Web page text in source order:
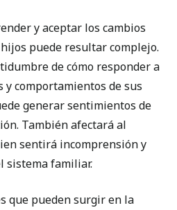
y aceptar los cambios
puede resultar complejo.
de cómo responder a
y comportamientos de sus
generar sentimientos de
También afectará al
sentirá incomprensión y
sistema familiar.
que pueden surgir en la